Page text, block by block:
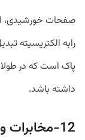
صفحات خورشیدی،
رابه الکتریسیته
پاک است که در
داشته باشد.
12-مخابرات و اطلاعات